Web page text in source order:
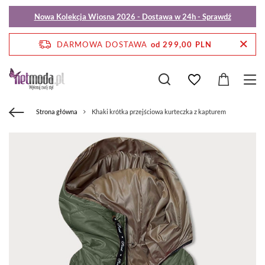
Nowa Kolekcja Wiosna 2026 - Dostawa w 24h - Sprawdź
DARMOWA DOSTAWA od 299,00 PLN
Strona główna Khaki krótka przejściowa kurteczka z kapturem